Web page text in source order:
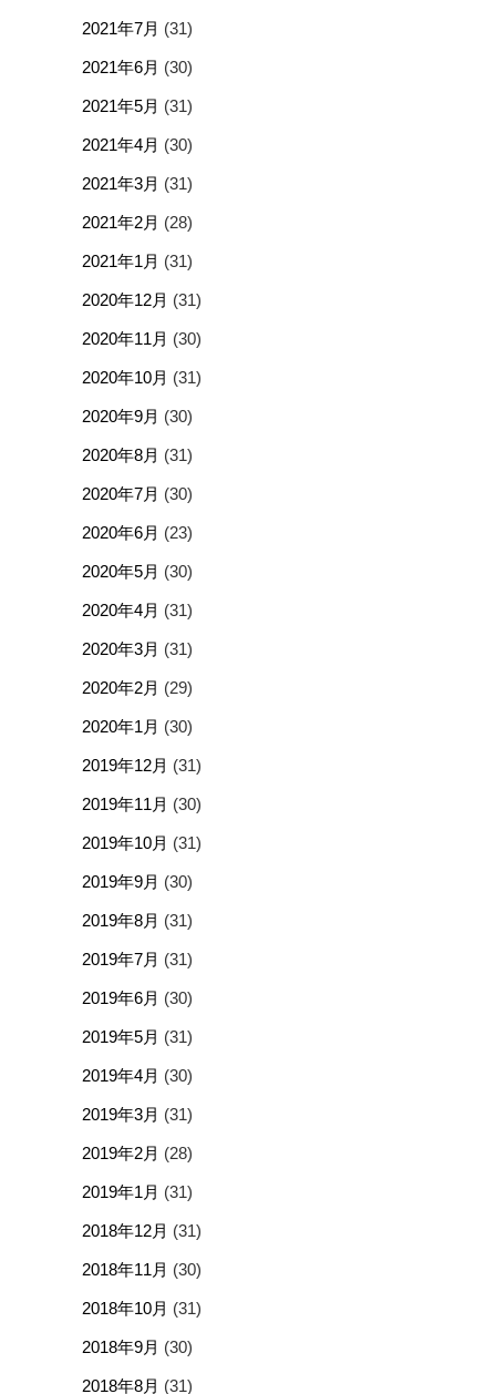
2021年7月 (31)
2021年6月 (30)
2021年5月 (31)
2021年4月 (30)
2021年3月 (31)
2021年2月 (28)
2021年1月 (31)
2020年12月 (31)
2020年11月 (30)
2020年10月 (31)
2020年9月 (30)
2020年8月 (31)
2020年7月 (30)
2020年6月 (23)
2020年5月 (30)
2020年4月 (31)
2020年3月 (31)
2020年2月 (29)
2020年1月 (30)
2019年12月 (31)
2019年11月 (30)
2019年10月 (31)
2019年9月 (30)
2019年8月 (31)
2019年7月 (31)
2019年6月 (30)
2019年5月 (31)
2019年4月 (30)
2019年3月 (31)
2019年2月 (28)
2019年1月 (31)
2018年12月 (31)
2018年11月 (30)
2018年10月 (31)
2018年9月 (30)
2018年8月 (31)